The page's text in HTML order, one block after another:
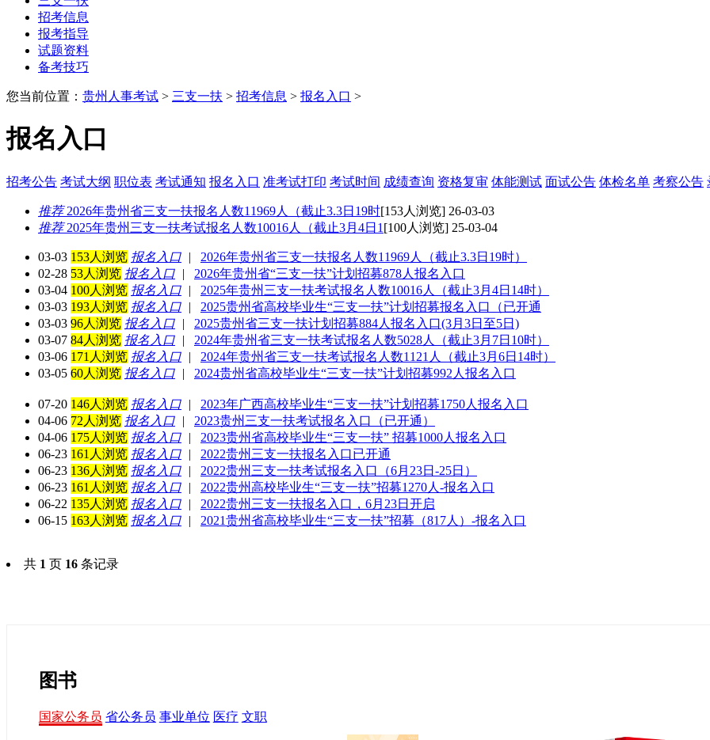
招考信息
报考指导
试题资料
备考技巧
您当前位置： 贵州人事考试 > 三支一扶 > 招考信息 > 报名入口 >
报名入口
招考公告 考试大纲 职位表 考试通知 报名入口 准考试打印 考试时间 成绩查询 资格复审 体能测试 面试公告 体检名单 考察公告
推荐2026年贵州省三支一扶报名人数11969人（截止3.3日19时[153人浏览] 26-03-03
推荐2025年贵州三支一扶考试报名人数10016人（截止3月4日1 [100人浏览] 25-03-04
03-03 153人浏览 报名入口 |
2026年贵州省三支一扶报名人数11969人（截止3.3日19时）
02-28 53人浏览 报名入口 |
2026年贵州省“三支一扶”计划招募878人报名入口
03-04 100人浏览 报名入口 |
2025年贵州三支一扶考试报名人数10016人（截止3月4日14时）
03-03 193人浏览 报名入口 |
2025贵州省高校毕业生“三支一扶”计划招募报名入口（已开通
03-03 96人浏览 报名入口 |
2025贵州省三支一扶计划招募884人报名入口(3月3日至5日)
03-07 84人浏览 报名入口 |
2024年贵州省三支一扶考试报名人数5028人（截止3月7日10时）
03-06 171人浏览 报名入口 |
2024年贵州省三支一扶考试报名人数1121人（截止3月6日14时）
03-05 60人浏览 报名入口 | 2024贵州省高校毕业生“三支一扶”计划招募992人报名入口
07-20 146人浏览 报名入口 |
2023年广西高校毕业生“三支一扶”计划招募1750人报名入口
04-06 72人浏览 报名入口 |
2023贵州三支一扶考试报名入口（已开通）
04-06 175人浏览 报名入口 |
2023贵州省高校毕业生“三支一扶” 招募1000人报名入口
06-23 161人浏览 报名入口 |
2022贵州三支一扶报名入口已开通
06-23 136人浏览 报名入口 |
2022贵州三支一扶考试报名入口（6月23日-25日）
06-23 161人浏览 报名入口 |
2022贵州高校毕业生“三支一扶”招募1270人-报名入口
06-22 135人浏览 报名入口 |
2022贵州三支一扶报名入口，6月23日开启
06-15 163人浏览 报名入口 | 2021贵州省高校毕业生“三支一扶”招募（817人）-报名入口
共 1 页 16 条记录
图书
国家公务员 省公务员 事业单位 医疗 文职